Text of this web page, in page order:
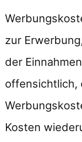
zur
der
offensichtlich,
Kosten